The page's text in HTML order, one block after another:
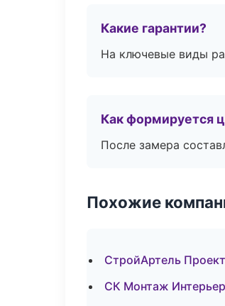
Какие гарантии?
На ключевые виды
Как формируется
После замера
Похожие
СтройАртель
СК Монтаж